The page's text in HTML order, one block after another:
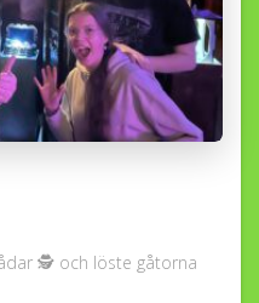
🕵 och löste gåtorna